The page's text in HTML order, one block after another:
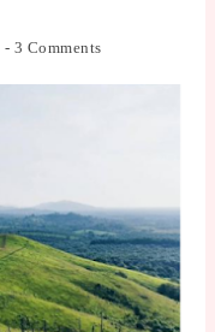
- 3 Comments